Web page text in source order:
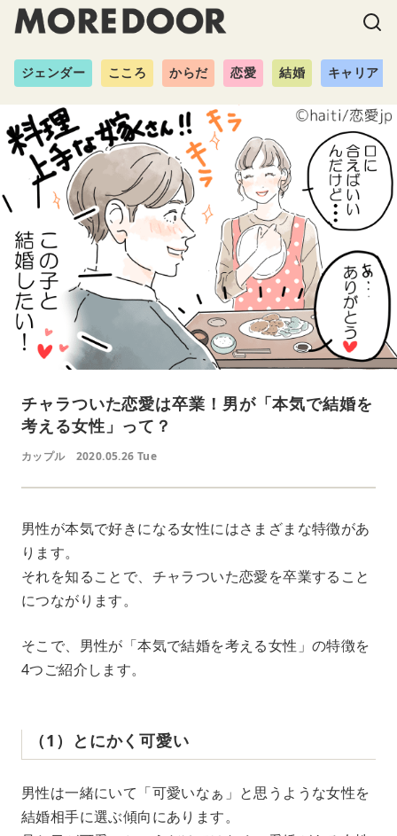
ジェンダー こころ からだ 恋愛 結婚 キャリア
チャラついた恋愛は卒業！男が「本気で結婚を
考える女性」って？
カップル 2020.05.26 Tue
男性が本気で好きになる女性にはさまざまな特徴があ
ります。
それを知ることで、チャラついた恋愛を卒業すること
につながります。
そこで、男性が「本気で結婚を考える女性」の特徴を
4つご紹介します。
（1）とにかく可愛い
男性は一緒にいて「可愛いなぁ」と思うような女性を
結婚相手に選ぶ傾向にあります。